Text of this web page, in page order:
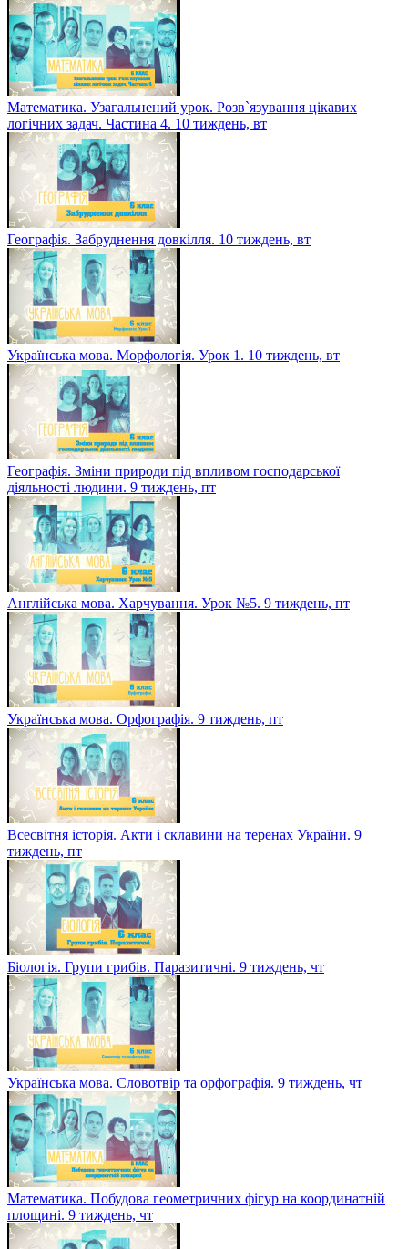
Математика. Узагальнений урок. Розв`язування цікавих
логічних задач. Частина 4. 10 тиждень, вт
Географія. Забруднення довкілля. 10 тиждень, вт
Українська мова. Морфологія. Урок 1. 10 тиждень, вт
Географія. Зміни природи під впливом господарської
діяльності людини. 9 тиждень, пт
Англійська мова. Харчування. Урок №5. 9 тиждень, пт
Українська мова. Орфографія. 9 тиждень, пт
Всесвітня історія. Акти і склавини на теренах України. 9
тиждень, пт
Біологія. Групи грибів. Паразитичні. 9 тиждень, чт
Українська мова. Словотвір та орфографія. 9 тиждень, чт
Математика. Побудова геометричних фігур на координатній
площині. 9 тиждень, чт